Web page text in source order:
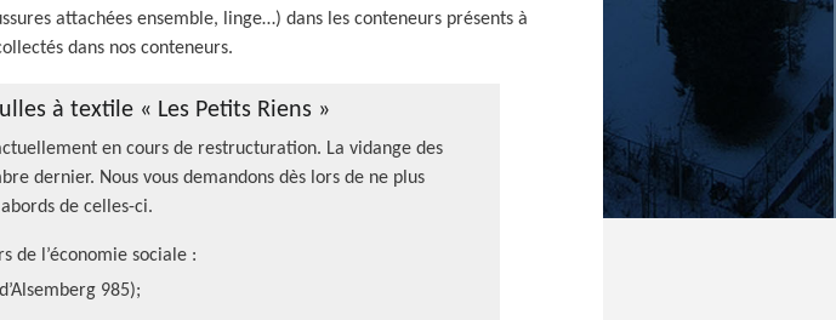
attachées ensemble, linge…) dans les conteneurs présents à
dans nos conteneurs.
à textile « Les Petits Riens »
en cours de restructuration. La vidange des
dernier. Nous vous demandons dès lors de ne plus
de celles-ci.
de l’économie sociale :
985);